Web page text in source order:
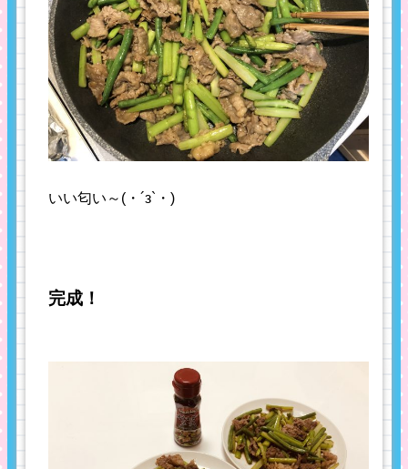
いい匂い～(・´з`・)
完成！